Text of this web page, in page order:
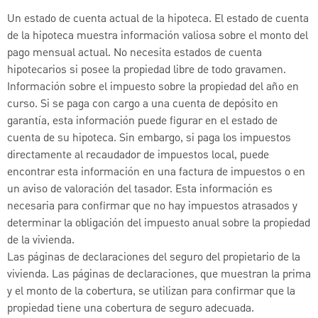
Un estado de cuenta actual de la hipoteca. El estado de cuenta
de la hipoteca muestra información valiosa sobre el monto del
pago mensual actual. No necesita estados de cuenta
hipotecarios si posee la propiedad libre de todo gravamen.
Información sobre el impuesto sobre la propiedad del año en
curso. Si se paga con cargo a una cuenta de depósito en
garantía, esta información puede figurar en el estado de
cuenta de su hipoteca. Sin embargo, si paga los impuestos
directamente al recaudador de impuestos local, puede
encontrar esta información en una factura de impuestos o en
un aviso de valoración del tasador. Esta información es
necesaria para confirmar que no hay impuestos atrasados y
determinar la obligación del impuesto anual sobre la propiedad
de la vivienda.
Las páginas de declaraciones del seguro del propietario de la
vivienda. Las páginas de declaraciones, que muestran la prima
y el monto de la cobertura, se utilizan para confirmar que la
propiedad tiene una cobertura de seguro adecuada.